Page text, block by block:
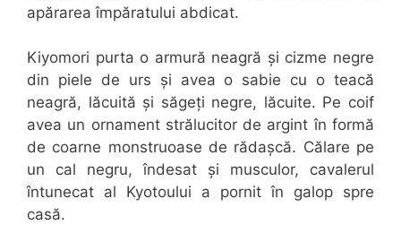
apărarea împăratului abdicat.
Kiyomori purta o armură neagră și cizme negre
din piele de urs și avea o sabie cu o teacă
neagră, lăcuită și săgeți negre, lăcuite. Pe coif
avea un ornament strălucitor de argint în formă
de coarne monstruoase de rădașcă. Călare pe
un cal negru, îndesat și musculor, cavalerul
întunecat al Kyotoului a pornit în galop spre
casă.